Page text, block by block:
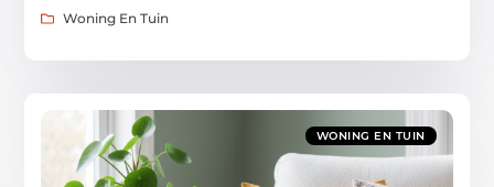
Woning En Tuin
WONING EN TUIN